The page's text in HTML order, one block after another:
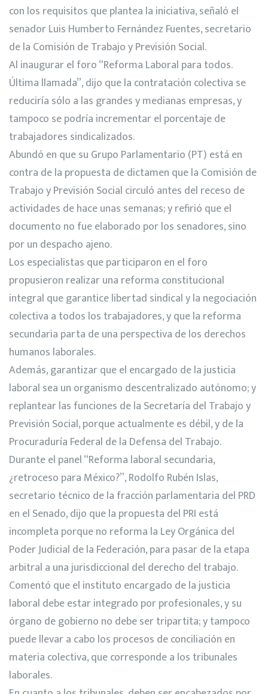
con los requisitos que plantea la iniciativa, señaló el
senador Luis Humberto Fernández Fuentes, secretario
de la Comisión de Trabajo y Previsión Social.
Al inaugurar el foro “Reforma Laboral para todos.
Última llamada”, dijo que la contratación colectiva se
reduciría sólo a las grandes y medianas empresas, y
tampoco se podría incrementar el porcentaje de
trabajadores sindicalizados.
Abundó en que su Grupo Parlamentario (PT) está en
contra de la propuesta de dictamen que la Comisión de
Trabajo y Previsión Social circuló antes del receso de
actividades de hace unas semanas; y refirió que el
documento no fue elaborado por los senadores, sino
por un despacho ajeno.
Los especialistas que participaron en el foro
propusieron realizar una reforma constitucional
integral que garantice libertad sindical y la negociación
colectiva a todos los trabajadores, y que la reforma
secundaria parta de una perspectiva de los derechos
humanos laborales.
Además, garantizar que el encargado de la justicia
laboral sea un organismo descentralizado autónomo; y
replantear las funciones de la Secretaría del Trabajo y
Previsión Social, porque actualmente es débil, y de la
Procuraduría Federal de la Defensa del Trabajo.
Durante el panel “Reforma laboral secundaria,
¿retroceso para México?”, Rodolfo Rubén Islas,
secretario técnico de la fracción parlamentaria del PRD
en el Senado, dijo que la propuesta del PRI está
incompleta porque no reforma la Ley Orgánica del
Poder Judicial de la Federación, para pasar de la etapa
arbitral a una jurisdiccional del derecho del trabajo.
Comentó que el instituto encargado de la justicia
laboral debe estar integrado por profesionales, y su
órgano de gobierno no debe ser tripartita; y tampoco
puede llevar a cabo los procesos de conciliación en
materia colectiva, que corresponde a los tribunales
laborales.